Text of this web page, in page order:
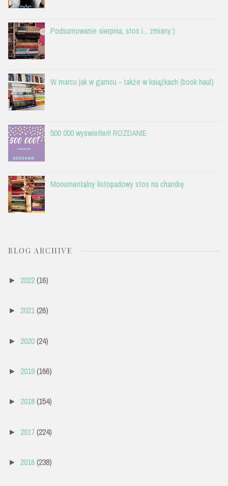
Podsumowanie sierpnia, stos i... zmiany:)
W marcu jak w garncu - także w książkach (book haul)
500 000 wyświetleń! ROZDANIE
Monumentalny listopadowy stos na chandrę
BLOG ARCHIVE
► 2022(16)
► 2021(26)
► 2020(24)
► 2019(166)
► 2018(154)
► 2017(224)
► 2016(238)